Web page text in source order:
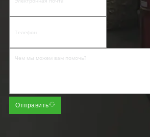
Отправить